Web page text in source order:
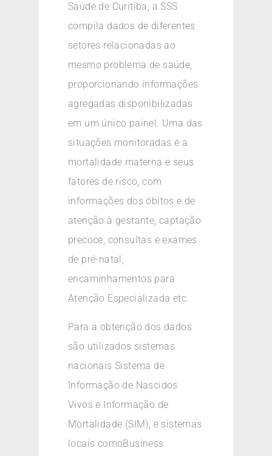
Saúde de Curitiba, a SSS
compila dados de diferentes
setores relacionadas ao
mesmo problema de saúde,
proporcionando informações
agregadas disponibilizadas
em um único painel. Uma das
situações monitoradas é a
mortalidade materna e seus
fatores de risco, com
informações dos óbitos e de
atenção à gestante, captação
precoce, consultas e exames
de pré-natal,
encaminhamentos para
Atenção Especializada etc.
Para a obtenção dos dados
são utilizados sistemas
nacionais Sistema de
Informação de Nascidos
Vivos e Informação de
Mortalidade (SIM), e sistemas
locais comoBusiness